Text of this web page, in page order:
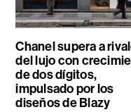
Chanel supera a
del lujo con
de dos dígitos,
impulsado por los
diseños de Blazy